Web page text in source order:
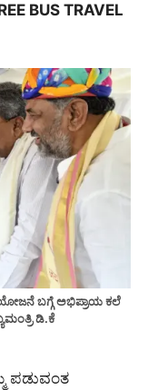
BUS TRAVEL
ಬಗ್ಗೆ ಅಭಿಪ್ರಾಯ ಕಲೆ
ಡಿ.ಕೆ
ಪಡುವಂತ